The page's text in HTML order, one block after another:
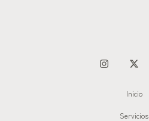
Inicio
Servicios